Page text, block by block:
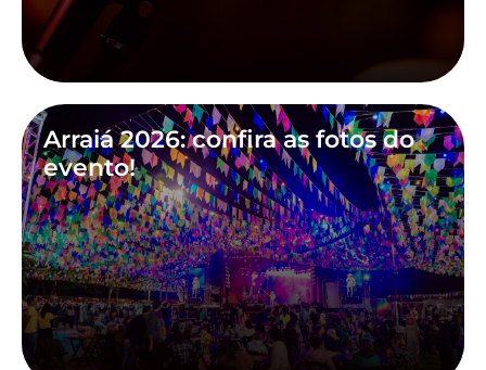
Arraiá 2026: confira as fotos do
evento!